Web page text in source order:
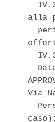
alla
Via